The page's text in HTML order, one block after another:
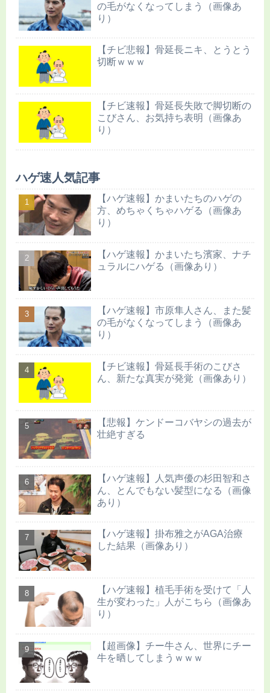
の毛がなくなってしまう（画像あ
り）
【チビ悲報】骨延長ニキ、とうとう
切断ｗｗｗ
【チビ速報】骨延長失敗で脚切断の
こびさん、お気持ち表明（画像あ
り）
ハゲ速人気記事
【ハゲ速報】かまいたちのハゲの
方、めちゃくちゃハゲる（画像あ
り）
【ハゲ速報】かまいたち濱家、ナチ
ュラルにハゲる（画像あり）
【ハゲ速報】市原隼人さん、また髪
の毛がなくなってしまう（画像あ
り）
【チビ速報】骨延長手術のこびさ
ん、新たな真実が発覚（画像あり）
【悲報】ケンドーコバヤシの過去が
壮絶すぎる
【ハゲ速報】人気声優の杉田智和さ
ん、とんでもない髪型になる（画像
あり）
【ハゲ速報】掛布雅之がAGA治療
した結果（画像あり）
【ハゲ速報】植毛手術を受けて「人
生が変わった」人がこちら（画像あ
り）
【超画像】チー牛さん、世界にチー
牛を晒してしまうｗｗｗ